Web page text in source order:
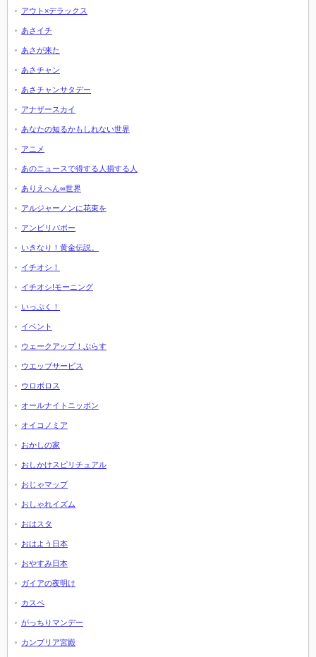
アウト×デラックス
あさイチ
あさが来た
あさチャン
あさチャンサタデー
アナザースカイ
あなたの知るかもしれない世界
アニメ
あのニュースで得する人損する人
ありえへん∞世界
アルジャーノンに花束を
アンビリバボー
いきなり！黄金伝説。
イチオシ！
イチオシ!モーニング
いっぷく！
イベント
ウェークアップ！ぷらす
ウエッブサービス
ウロボロス
オールナイトニッポン
オイコノミア
おかしの家
おしかけスピリチュアル
おじゃマップ
おしゃれイズム
おはスタ
おはよう日本
おやすみ日本
ガイアの夜明け
カスペ
がっちりマンデー
カンブリア宮殿